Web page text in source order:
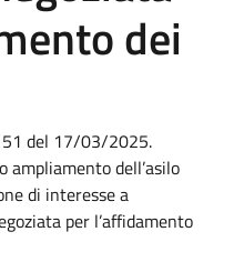
dei
51 del 17/03/2025.
ampliamento dell’asilo
di interesse a
per l’affidamento